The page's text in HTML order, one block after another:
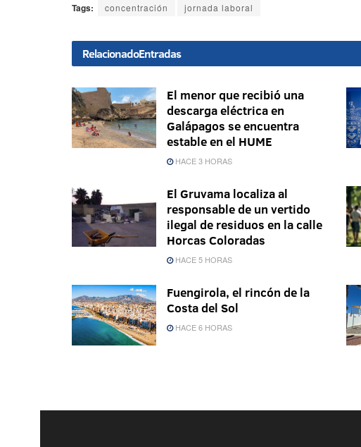
Tags: concentración jornada laboral
RelacionadoEntradas
El menor que recibió una
descarga eléctrica en
Galápagos se encuentra
estable en el HUME
HACE 3 HORAS
El Gruvama localiza al
responsable de un vertido
ilegal de residuos en la calle
Horcas Coloradas
HACE 5 HORAS
Fuengirola, el rincón de la
Costa del Sol
HACE 6 HORAS